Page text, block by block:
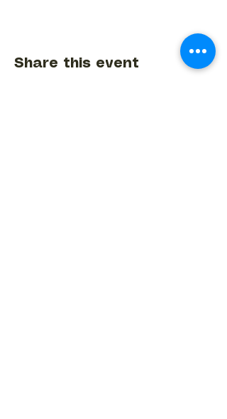
Share this event